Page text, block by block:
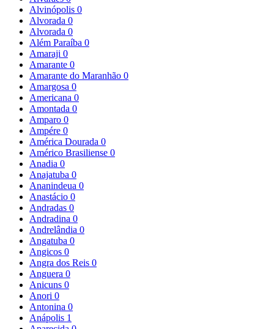
Alvinópolis 0
Alvorada 0
Alvorada 0
Além Paraíba 0
Amaraji 0
Amarante 0
Amarante do Maranhão 0
Amargosa 0
Americana 0
Amontada 0
Amparo 0
Ampére 0
América Dourada 0
Américo Brasiliense 0
Anadia 0
Anajatuba 0
Ananindeua 0
Anastácio 0
Andradas 0
Andradina 0
Andrelândia 0
Angatuba 0
Angicos 0
Angra dos Reis 0
Anguera 0
Anicuns 0
Anori 0
Antonina 0
Anápolis 1